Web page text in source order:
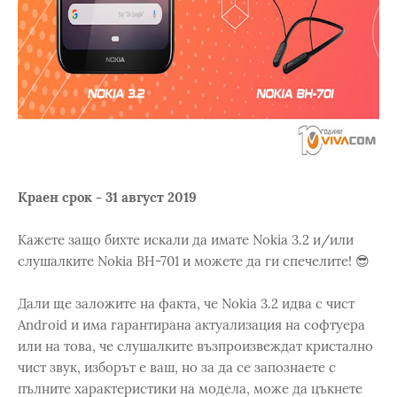
Краен срок - 31 август 2019
Кажете защо бихте искали да имате Nokia 3.2 и/или
слушалките Nokia BH-701 и можете да ги спечелите! 😎
Дали ще заложите на факта, че Nokia 3.2 идва с чист
Android и има гарантирана актуализация на софтуера
или на това, че слушалките възпроизвеждат кристално
чист звук, изборът е ваш, но за да се запознаете с
пълните характеристики на модела, може да цъкнете